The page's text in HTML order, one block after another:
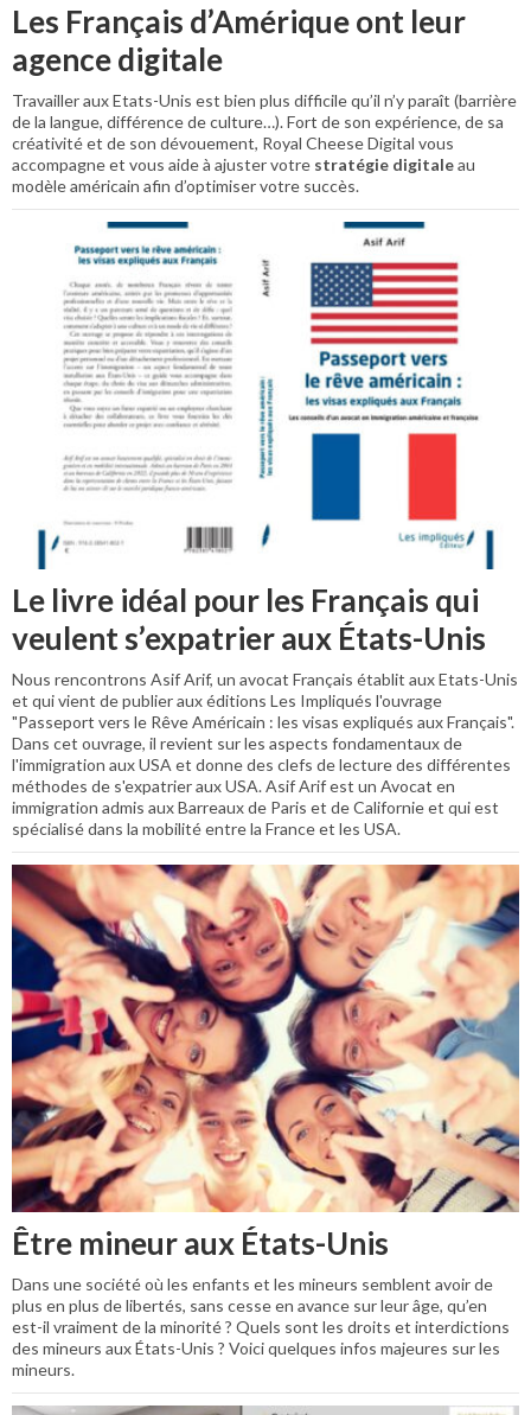
Les Français d’Amérique ont leur
agence digitale
Travailler aux Etats-Unis est bien plus difficile qu’il n’y paraît (barrière
de la langue, différence de culture…). Fort de son expérience, de sa
créativité et de son dévouement, Royal Cheese Digital vous
accompagne et vous aide à ajuster votre stratégie digitaleau
modèle américain afin d’optimiser votre succès.
Le livre idéal pour les Français qui
veulent s’expatrier aux États-Unis
Nous rencontrons Asif Arif, un avocat Français établit aux Etats-Unis
et qui vient de publier aux éditions Les Impliqués l'ouvrage
"Passeport vers le Rêve Américain : les visas expliqués aux Français".
Dans cet ouvrage, il revient sur les aspects fondamentaux de
l'immigration aux USA et donne des clefs de lecture des différentes
méthodes de s'expatrier aux USA. Asif Arif est un Avocat en
immigration admis aux Barreaux de Paris et de Californie et qui est
spécialisé dans la mobilité entre la France et les USA.
Être mineur aux États-Unis
Dans une société où les enfants et les mineurs semblent avoir de
plus en plus de libertés, sans cesse en avance sur leur âge, qu’en
est-il vraiment de la minorité ? Quels sont les droits et interdictions
des mineurs aux États-Unis ? Voici quelques infos majeures sur les
mineurs.